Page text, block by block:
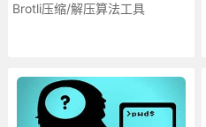
Brotli压缩/解压算法工具